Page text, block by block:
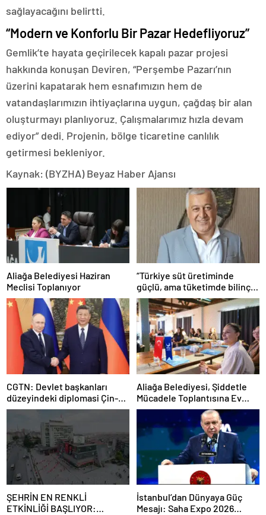
sağlayacağını belirtti.
“Modern ve Konforlu Bir Pazar Hedefliyoruz”
Gemlik’te hayata geçirilecek kapalı pazar projesi
hakkında konuşan Deviren, “Perşembe Pazarı’nın
üzerini kapatarak hem esnafımızın hem de
vatandaşlarımızın ihtiyaçlarına uygun, çağdaş bir alan
oluşturmayı planlıyoruz. Çalışmalarımız hızla devam
ediyor” dedi. Projenin, bölge ticaretine canlılık
getirmesi bekleniyor.
Kaynak: (BYZHA) Beyaz Haber Ajansı
Aliağa Belediyesi Haziran
Meclisi Toplanıyor
“Türkiye süt üretiminde
güçlü, ama tüketimde bilinç
şart”
CGTN: Devlet başkanları
düzeyindeki diplomasi Çin-
Rusya arasındaki büyüyen
ortaklığı güçlendiriyor
Aliağa Belediyesi, Şiddetle
Mücadele Toplantısına Ev
Sahipliği Yaptı
ŞEHRİN EN RENKLİ
ETKİNLİĞİ BAŞLIYOR:
İstanbul’dan Dünyaya Güç
Mesajı: Saha Expo 2026